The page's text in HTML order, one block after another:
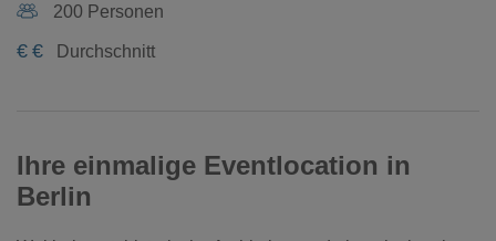
200 Personen
€ € Durchschnitt
Ihre einmalige Eventlocation in
Berlin